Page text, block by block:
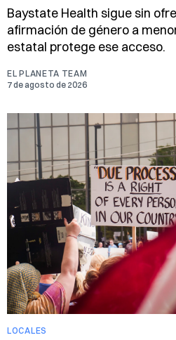
Baystate Health sigue sin
afirmación de género a
estatal protege ese acceso.
EL PLANETA TEAM
7 de agosto de 2026
LOCALES